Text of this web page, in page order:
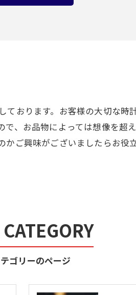
おります。お客様の大切な時
、お品物によっては想像を超
ご興味がございましたらお役
ゴリーのページ